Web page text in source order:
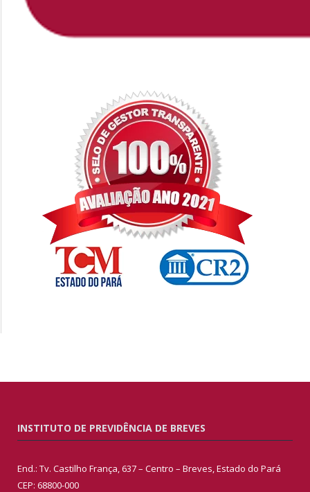
INSTITUTO DE PREVIDÊNCIA DE BREVES
End.: Tv. Castilho França, 637 – Centro – Breves, Estado do Pará
CEP: 68800-000